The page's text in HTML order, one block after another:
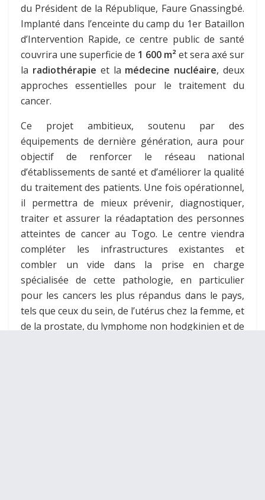
du Président de la République, Faure Gnassingbé.
Implanté dans l’enceinte du camp du 1er Bataillon
d’Intervention Rapide, ce centre public de santé
couvrira une superficie de 1 600 m²et sera axé sur
la radiothérapie et la médecine nucléaire, deux
approches essentielles pour le traitement du
cancer.
Ce projet ambitieux, soutenu par des
équipements de dernière génération, aura pour
objectif de renforcer le réseau national
d’établissements de santé et d’améliorer la qualité
du traitement des patients. Une fois opérationnel,
il permettra de mieux prévenir, diagnostiquer,
traiter et assurer la réadaptation des personnes
atteintes de cancer au Togo. Le centre viendra
compléter les infrastructures existantes et
combler un vide dans la prise en charge
spécialisée de cette pathologie, en particulier
pour les cancers les plus répandus dans le pays,
tels que ceux du sein, de l’utérus chez la femme, et
de la prostate, du lymphome non hodgkinien et de